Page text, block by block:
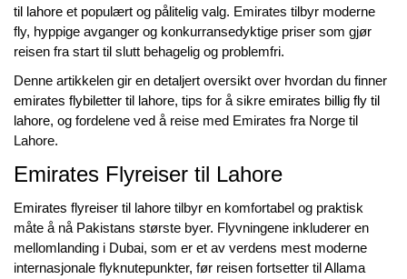
til lahore et populært og pålitelig valg. Emirates tilbyr moderne
fly, hyppige avganger og konkurransedyktige priser som gjør
reisen fra start til slutt behagelig og problemfri.
Denne artikkelen gir en detaljert oversikt over hvordan du finner
emirates flybiletter til lahore, tips for å sikre emirates billig fly til
lahore, og fordelene ved å reise med Emirates fra Norge til
Lahore.
Emirates Flyreiser til Lahore
Emirates flyreiser til lahore tilbyr en komfortabel og praktisk
måte å nå Pakistans største byer. Flyvningene inkluderer en
mellomlanding i Dubai, som er et av verdens mest moderne
internasjonale flyknutepunkter, før reisen fortsetter til Allama